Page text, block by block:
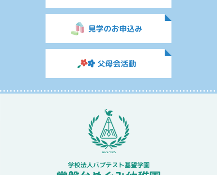
見学のお申込み
父母会活動
学校法人バプテスト基望学園